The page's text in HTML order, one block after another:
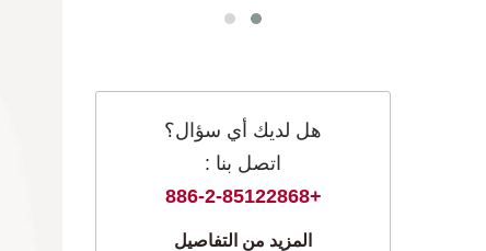
هل لديك أي سؤال؟
اتصل بنا :
+886-2-85122868
المزيد من التفاصيل